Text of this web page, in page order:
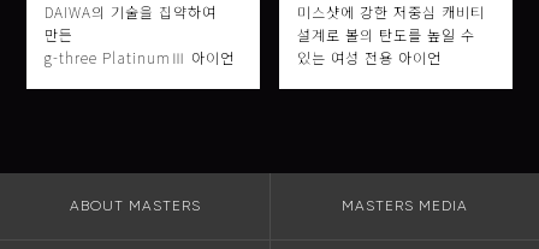
DAIWA의 기술을 집약하여
만든
g-three PlatinumⅢ 아이언
미스샷에 강한 저중심 캐비티
설계로 볼의 탄도를 높일 수
있는 여성 전용 아이언
ABOUT MASTERS MASTERS MEDIA